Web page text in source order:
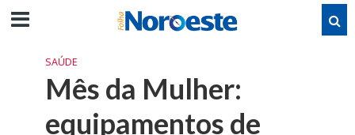
SAÚDE
Mês da Mulher:
equipamentos de